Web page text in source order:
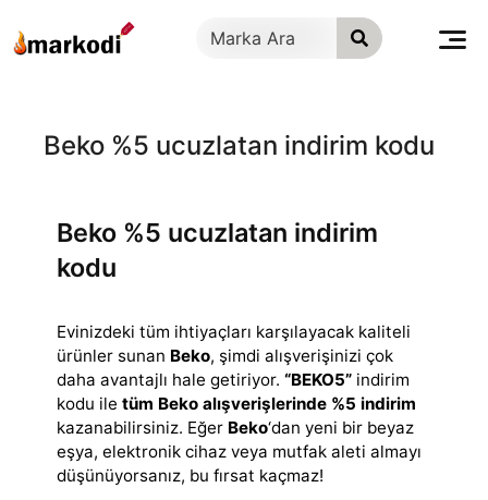
geç
Beko %5 ucuzlatan indirim kodu
Beko %5 ucuzlatan indirim
kodu
Evinizdeki tüm ihtiyaçları karşılayacak kaliteli
ürünler sunan Beko, şimdi alışverişinizi çok
daha avantajlı hale getiriyor. “BEKO5” indirim
kodu ile tüm Beko alışverişlerinde %5 indirim
kazanabilirsiniz. Eğer Beko‘dan yeni bir beyaz
eşya, elektronik cihaz veya mutfak aleti almayı
düşünüyorsanız, bu fırsat kaçmaz!